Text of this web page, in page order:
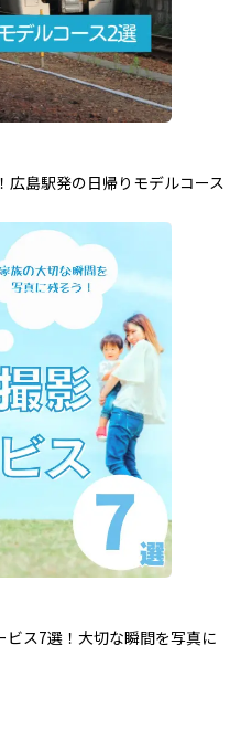
広島駅発の日帰りモデルコース
ビス7選！大切な瞬間を写真に